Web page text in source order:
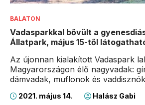
BALATON
Vadasparkkal bővült a
Állatpark, május 15-től
Az újonnan kialakított Vadaspark
Magyarországon élő nagyvadak:
dámvadak, muflonok és
2021. május 14. Halász Gabi